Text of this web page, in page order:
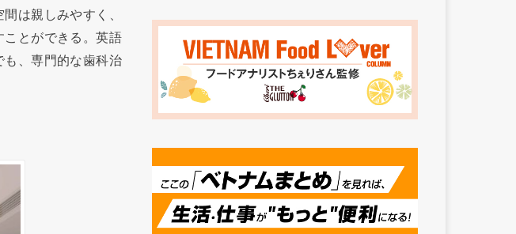
は親しみやすく、
ことができる。英語
も、専門的な歯科治